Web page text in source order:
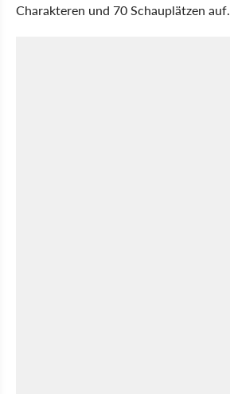
Charakteren und 70 Schauplätzen auf.